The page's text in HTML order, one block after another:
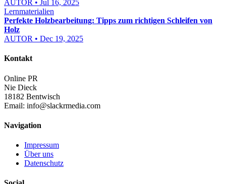
AUTOR • Jul 16, 2025
Lernmaterialien
Perfekte Holzbearbeitung: Tipps zum richtigen Schleifen von
Holz
AUTOR • Dec 19, 2025
Kontakt
Online PR
Nie Dieck
18182 Bentwisch
Email: info@slackrmedia.com
Navigation
Impressum
Über uns
Datenschutz